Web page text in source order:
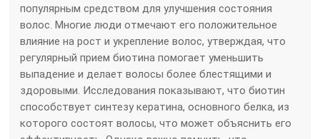
потребоваться больше времени. Кроме того, биотин
полезен не только для волос, но и для кожи и ногтей,
что делает его универсальным дополнением к
рациону. Тем не менее, прежде чем начинать прием
добавок, стоит проконсультироваться с врачом,
чтобы избежать возможных побочных эффектов и
убедиться в необходимости этого витамина для
вашего организма.